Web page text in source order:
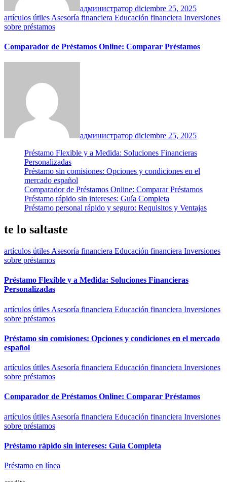
администратор diciembre 25, 2025
artículos útiles Asesoría financiera Educación financiera Inversiones
sobre préstamos
Comparador de Préstamos Online: Comparar Préstamos
администратор diciembre 25, 2025
Préstamo Flexible y a Medida: Soluciones Financieras
Personalizadas
Préstamo sin comisiones: Opciones y condiciones en el
mercado español
Comparador de Préstamos Online: Comparar Préstamos
Préstamo rápido sin intereses: Guía Completa
Préstamo personal rápido y seguro: Requisitos y Ventajas
te lo saltaste
artículos útiles Asesoría financiera Educación financiera Inversiones
sobre préstamos
Préstamo Flexible y a Medida: Soluciones Financieras
Personalizadas
artículos útiles Asesoría financiera Educación financiera Inversiones
sobre préstamos
Préstamo sin comisiones: Opciones y condiciones en el mercado
español
artículos útiles Asesoría financiera Educación financiera Inversiones
sobre préstamos
Comparador de Préstamos Online: Comparar Préstamos
artículos útiles Asesoría financiera Educación financiera Inversiones
sobre préstamos
Préstamo rápido sin intereses: Guía Completa
Préstamo en línea